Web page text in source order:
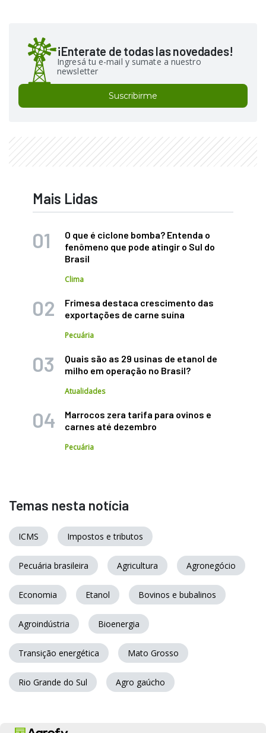
¡Enterate de todas las novedades!
Ingresá tu e-mail y sumate a nuestro
newsletter
Suscribirme
Mais Lidas
O que é ciclone bomba? Entenda o
fenômeno que pode atingir o Sul do
Brasil
Clima
Frimesa destaca crescimento das
exportações de carne suína
Pecuária
Quais são as 29 usinas de etanol de
milho em operação no Brasil?
Atualidades
Marrocos zera tarifa para ovinos e
carnes até dezembro
Pecuária
Temas nesta notícia
ICMS Impostos e tributos
Pecuária brasileira Agricultura Agronegócio
Economia Etanol Bovinos e bubalinos
Agroindústria Bioenergia
Transição energética Mato Grosso
Rio Grande do Sul Agro gaúcho